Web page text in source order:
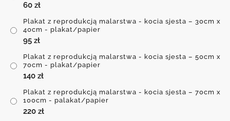
60 zł
Plakat z reprodukcją malarstwa - kocia sjesta – 30cm x
40cm - plakat/papier
95 zł
Plakat z reprodukcją malarstwa - kocia sjesta – 50cm x
70cm - plakat/papier
140 zł
Plakat z reprodukcją malarstwa - kocia sjesta – 70cm x
100cm - palakat/papier
220 zł